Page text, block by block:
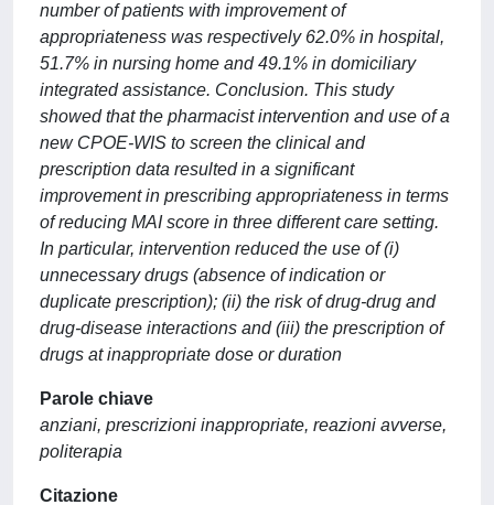
number of patients with improvement of
appropriateness was respectively 62.0% in hospital,
51.7% in nursing home and 49.1% in domiciliary
integrated assistance. Conclusion. This study
showed that the pharmacist intervention and use of a
new CPOE-WIS to screen the clinical and
prescription data resulted in a significant
improvement in prescribing appropriateness in terms
of reducing MAI score in three different care setting.
In particular, intervention reduced the use of (i)
unnecessary drugs (absence of indication or
duplicate prescription); (ii) the risk of drug-drug and
drug-disease interactions and (iii) the prescription of
drugs at inappropriate dose or duration
Parole chiave
anziani, prescrizioni inappropriate, reazioni avverse,
politerapia
Citazione